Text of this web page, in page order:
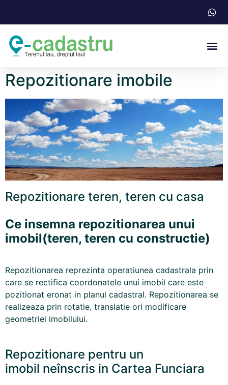
Repozitionare imobile
Repozitionare teren, teren cu casa
Ce insemna repozitionarea unui
imobil(teren, teren cu constructie)
Repozitionarea reprezinta operatiunea cadastrala prin
care se rectifica coordonatele unui imobil care este
pozitionat eronat in planul cadastral. Repozitionarea se
realizeaza prin rotatie, translatie ori modificare
geometriei imobilului.
Repozitionare pentru un
imobil neînscris in Cartea Funciara